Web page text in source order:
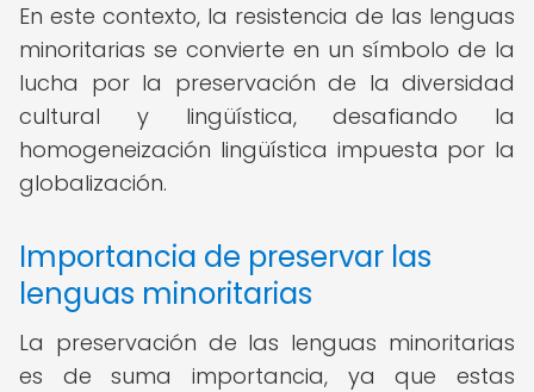
En este contexto, la resistencia de las lenguas
minoritarias se convierte en un símbolo de la
lucha por la preservación de la diversidad
cultural y lingüística, desafiando la
homogeneización lingüística impuesta por la
globalización.
Importancia de preservar las
lenguas minoritarias
La preservación de las lenguas minoritarias
es de suma importancia, ya que estas